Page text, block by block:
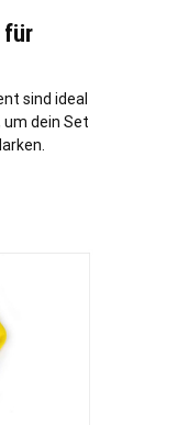
für
sind ideal
um dein Set